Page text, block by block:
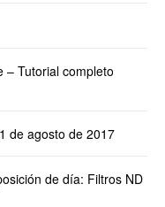
– Tutorial completo
de agosto de 2017
de día: Filtros ND